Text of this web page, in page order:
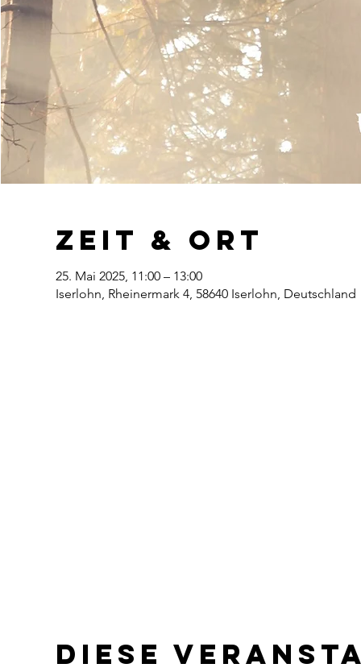
Zeit & Ort
25. Mai 2025, 11:00 – 13:00
Iserlohn, Rheinermark 4, 58640 Iserlohn, Deutschland
Diese